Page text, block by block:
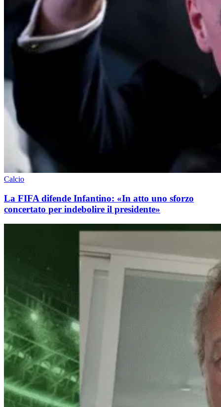
Calcio
La FIFA difende Infantino: «In atto uno sforzo
concertato per indebolire il presidente»